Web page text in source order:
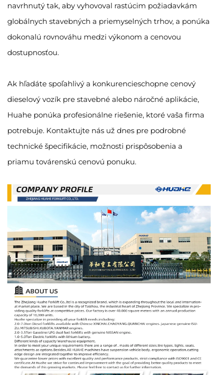
navrhnutý tak, aby vyhovoval rastúcim požiadavkám
globálnych stavebných a priemyselných trhov, a ponúka
dokonalú rovnováhu medzi výkonom a cenovou
dostupnosťou.
Ak hľadáte spoľahlivý a konkurencieschopne cenový
dieselový vozík pre stavebné alebo náročné aplikácie,
Huahe ponúka profesionálne riešenie, ktoré vaša firma
potrebuje. Kontaktujte nás už dnes pre podrobné
technické špecifikácie, možnosti prispôsobenia a
priamu továrenskú cenovú ponuku.